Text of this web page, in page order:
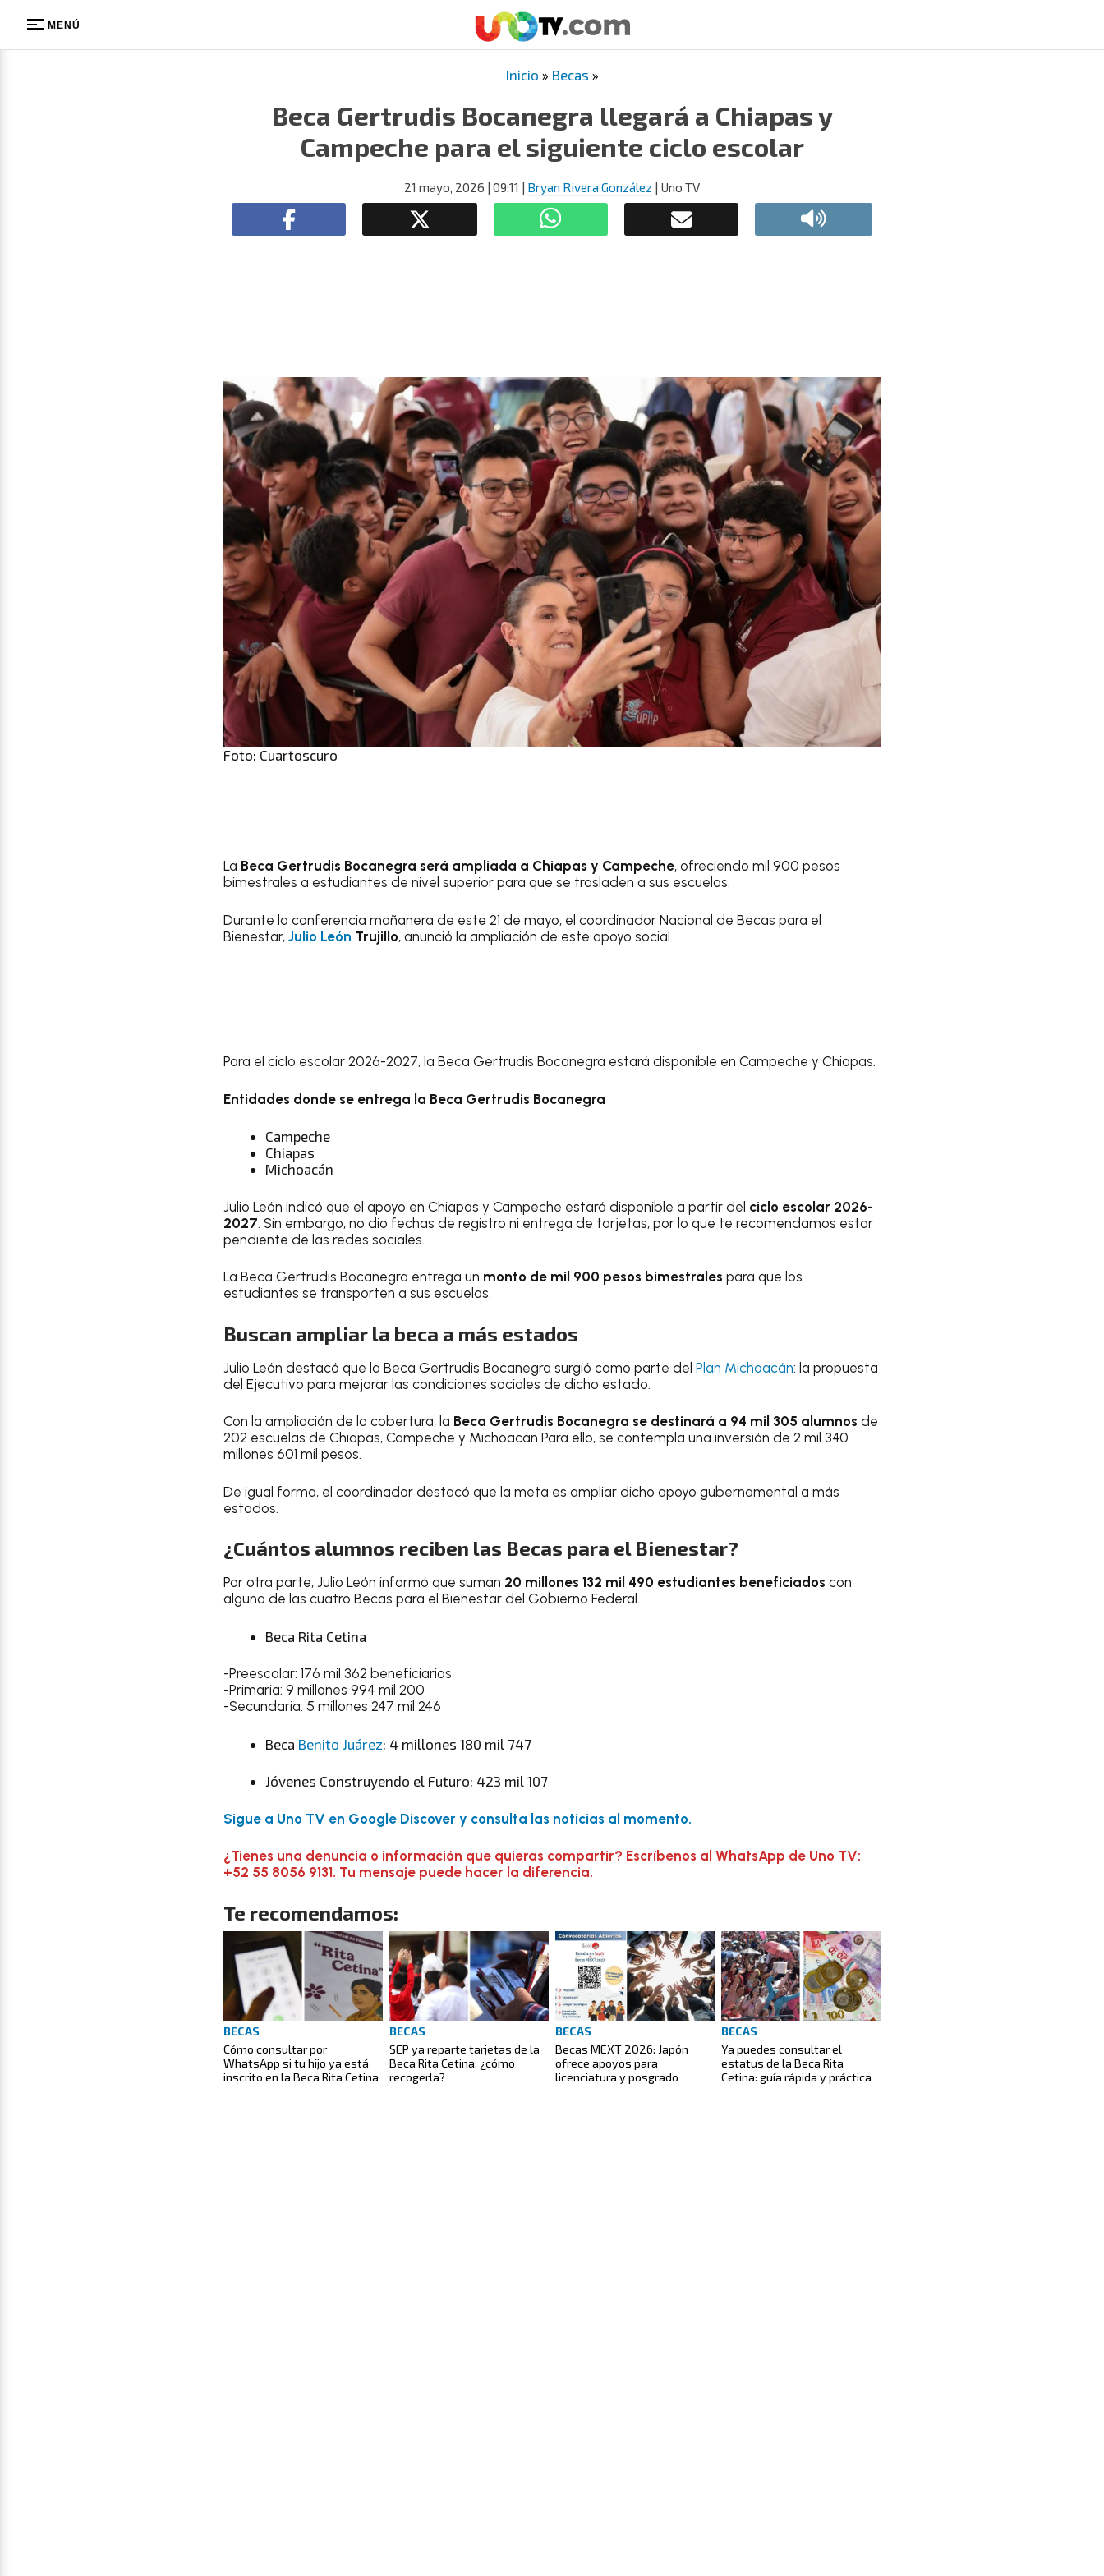
MENÚ
Inicio » Becas »
Beca Gertrudis Bocanegra llegará a Chiapas y
Campeche para el siguiente ciclo escolar
21 mayo, 2026 | 09:11 | Bryan Rivera González | Uno TV
Foto: Cuartoscuro
La Beca Gertrudis Bocanegra será ampliada a Chiapas y Campeche, ofreciendo mil 900 pesos
bimestrales a estudiantes de nivel superior para que se trasladen a sus escuelas.
Durante la conferencia mañanera de este 21 de mayo, el coordinador Nacional de Becas para el
Bienestar, Julio León Trujillo, anunció la ampliación de este apoyo social.
Para el ciclo escolar 2026-2027, la Beca Gertrudis Bocanegra estará disponible en Campeche y Chiapas.
Entidades donde se entrega la Beca Gertrudis Bocanegra
Campeche
Chiapas
Michoacán
Julio León indicó que el apoyo en Chiapas y Campeche estará disponible a partir del ciclo escolar 2026-
2027. Sin embargo, no dio fechas de registro ni entrega de tarjetas, por lo que te recomendamos estar
pendiente de las redes sociales.
La Beca Gertrudis Bocanegra entrega un monto de mil 900 pesos bimestrales para que los
estudiantes se transporten a sus escuelas.
Buscan ampliar la beca a más estados
Julio León destacó que la Beca Gertrudis Bocanegra surgió como parte del Plan Michoacán: la propuesta
del Ejecutivo para mejorar las condiciones sociales de dicho estado.
Con la ampliación de la cobertura, la Beca Gertrudis Bocanegra se destinará a 94 mil 305 alumnos de
202 escuelas de Chiapas, Campeche y Michoacán Para ello, se contempla una inversión de 2 mil 340
millones 601 mil pesos.
De igual forma, el coordinador destacó que la meta es ampliar dicho apoyo gubernamental a más
estados.
¿Cuántos alumnos reciben las Becas para el Bienestar?
Por otra parte, Julio León informó que suman 20 millones 132 mil 490 estudiantes beneficiados con
alguna de las cuatro Becas para el Bienestar del Gobierno Federal.
Beca Rita Cetina
-Preescolar: 176 mil 362 beneficiarios
-Primaria: 9 millones 994 mil 200
-Secundaria: 5 millones 247 mil 246
Beca Benito Juárez: 4 millones 180 mil 747
Jóvenes Construyendo el Futuro: 423 mil 107
Sigue a Uno TV en Google Discover y consulta las noticias al momento.
¿Tienes una denuncia o información que quieras compartir? Escríbenos al WhatsApp de Uno TV:
+52 55 8056 9131. Tu mensaje puede hacer la diferencia.
Te recomendamos:
BECAS
Cómo consultar por
WhatsApp si tu hijo ya está
inscrito en la Beca Rita Cetina
BECAS
SEP ya reparte tarjetas de la
Beca Rita Cetina: ¿cómo
recogerla?
BECAS
Becas MEXT 2026: Japón
ofrece apoyos para
licenciatura y posgrado
BECAS
Ya puedes consultar el
estatus de la Beca Rita
Cetina: guía rápida y práctica